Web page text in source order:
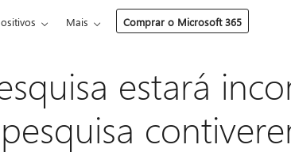
Mais Comprar o Microsoft 365
estará